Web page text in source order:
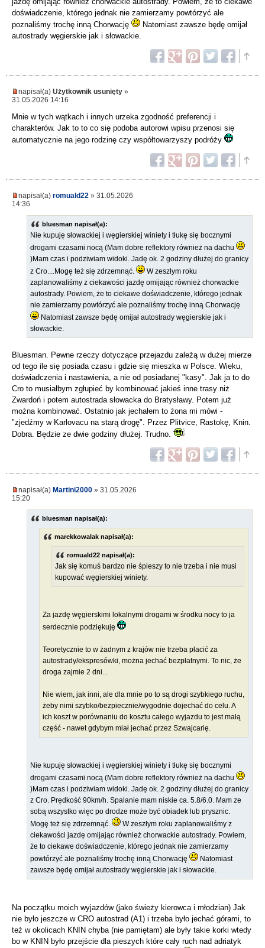
doświadczenie, którego jednak nie zamierzamy powtórzyć ale
poznaliśmy trochę inną Chorwację
Natomiast zawsze będę omijał
autostrady węgierskie jak i słowackie.
napisał(a) Użytkownik usunięty »
31.05.2026 14:16
Mnie w tych wątkach i innych urzeka zgodność preferencji i
charakterów. Jak to to co się podoba autorowi wpisu przenosi się
automatycznie na jego rodzinę czy współtowarzyszy podróży
napisał(a) romuald22 » 31.05.2026
14:36
bluesman napisał(a):
Nie kupuję słowackiej i węgierskiej winiety i tłukę się bocznymi
drogami czasami nocą (Mam dobre reflektory również na dachu
)Mam czas i podziwiam widoki. Jadę ok. 2 godziny dłużej do granicy
z Cro....Mogę też się zdrzemnąć.
W zeszłym roku
zaplanowaliśmy z ciekawości jazdę omijając również chorwackie
autostrady. Powiem, że to ciekawe doświadczenie, którego jednak
nie zamierzamy powtórzyć ale poznaliśmy trochę inną Chorwację
Natomiast zawsze będę omijał autostrady węgierskie jak i
słowackie.
Bluesman. Pewne rzeczy dotyczące przejazdu zależą w dużej mierze
od tego ile się posiada czasu i gdzie się mieszka w Polsce. Wieku,
doświadczenia i nastawienia, a nie od posiadanej "kasy". Jak ja to do
Cro to musiałbym zgłupieć by kombinować jakieś inne trasy niż
Zwardoń i potem autostrada słowacka do Bratysławy. Potem już
można kombinować. Ostatnio jak jechałem to żona mi mówi -
"zjedźmy w Karlovacu na starą drogę". Przez Plitvice, Rastokę, Knin.
Dobra. Będzie ze dwie godziny dłużej. Trudno.
napisał(a) Martini2000 » 31.05.2026
15:20
bluesman napisał(a):
marekkowalak napisał(a):
romuald22 napisał(a):
Jak się komuś bardzo nie śpieszy to nie trzeba i nie musi
kupować węgierskiej winiety.
Za jazdę węgierskimi lokalnymi drogami w środku nocy to ja
serdecznie podziękuję
Teoretycznie to w żadnym z krajów nie trzeba płacić za
autostrady/ekspresówki, można jechać bezpłatnymi. To nic, że
droga zajmie 2 dni...
Nie wiem, jak inni, ale dla mnie po to są drogi szybkiego ruchu,
żeby nimi szybko/bezpiecznie/wygodnie dojechać do celu. A
ich koszt w porównaniu do kosztu całego wyjazdu to jest małą
część - nawet gdybym miał jechać przez Szwajcarię.
Nie kupuję słowackiej i węgierskiej winiety i tłukę się bocznymi
drogami czasami nocą (Mam dobre reflektory również na dachu
)Mam czas i podziwiam widoki. Jadę ok. 2 godziny dłużej do granicy
z Cro. Prędkość 90km/h. Spalanie mam niskie ca. 5.8/6.0. Mam ze
sobą wszystko więc po drodze może być obiadek lub prysznic.
Mogę też się zdrzemnąć.
W zeszłym roku zaplanowaliśmy z
ciekawości jazdę omijając również chorwackie autostrady. Powiem,
że to ciekawe doświadczenie, którego jednak nie zamierzamy
powtórzyć ale poznaliśmy trochę inną Chorwację
Natomiast
zawsze będę omijał autostrady węgierskie jak i słowackie.
Na początku moich wyjazdów (jako świeży kierowca i młodzian) Jak
nie było jeszcze w CRO autostrad (A1) i trzeba było jechać górami, to
też w okolicach KNIN chyba (nie pamiętam) ale były takie korki wtedy
bo w KNIN było przejście dla pieszych które cały ruch nad adriatyk